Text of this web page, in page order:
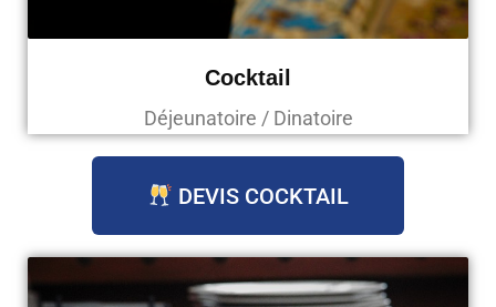
Cocktail
Déjeunatoire / Dinatoire
DEVIS COCKTAIL